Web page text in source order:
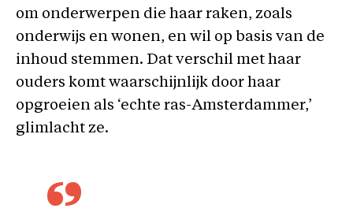
om onderwerpen die haar raken, zoals
onderwijs en wonen, en wil op basis van de
inhoud stemmen. Dat verschil met haar
ouders komt waarschijnlijk door haar
opgroeien als ‘echte ras-Amsterdammer,’
glimlacht ze.